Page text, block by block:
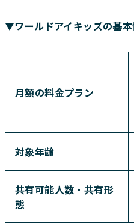
▼ワールドアイキッズの基
月額の料金プラン
対象年齢
共有可能人数・共有形
態